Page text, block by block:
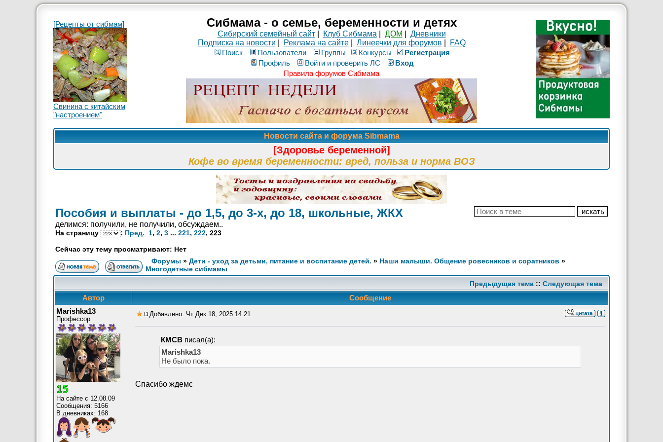
[Рецепты от сибмам]
Свинина с китайским
"настроением"
Сибмама - о семье, беременности и детях
Сибирский семейный сайт| Клуб Сибмама ДОМ
Дневники
Подписка на новости
Реклама на сайте| Линеечки для форумов
FAQ
Поиск
Пользователи Группы Конкурсы
Рeгиcтpaция
Профиль
Войти и проверить ЛС
Вход
Правила форумов Сибмама
Новости сайта и форума Sibmama
[Здоровье беременной]
Кофе во время беременности: вред, польза и норма ВОЗ
Пособия и выплаты - до 1,5, до 3-х, до 18, школьные, ЖКХ
делимся: получили, не получили, обсуждаем..
На страницу : Пред. 1, 2, 3 ... 221, 222, 223
Сейчас эту тему просматривают: Нет
Форумы » Дети - уход за детьми, питание и воспитание детей. » Наши малыши. Общение ровесников и соратников »
Многодетные сибмамы
Предыдущая тема :: Следующая тема
Автор
Сообщение
Marishka13
Профессор
На сайте с 12.08.09
Сообщения: 5166
В дневниках: 168
Добавлено: Чт Дек 18, 2025 14:21
КМСВ писал(а):
Marishka13
Не было пока.
Спасибо ждемс